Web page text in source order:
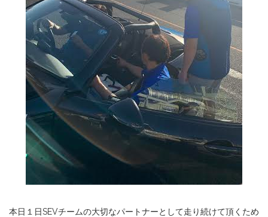
本日１日SEVチームの大切なパートナーとして走り続けて頂くため